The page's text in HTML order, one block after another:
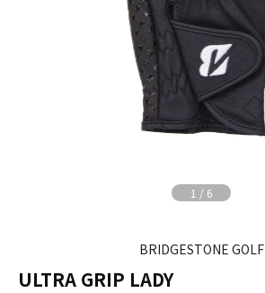
1 / 6
BRIDGESTONE GOLF
ULTRA GRIP LADY